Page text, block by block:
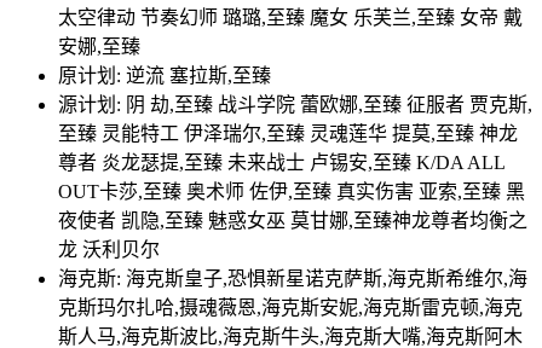
太空律动 节奏幻师 璐璐,至臻 魔女 乐芙兰,至臻 女帝 戴
安娜,至臻
原计划: 逆流 塞拉斯,至臻
源计划: 阴 劫,至臻 战斗学院 蕾欧娜,至臻 征服者 贾克斯,
至臻 灵能特工 伊泽瑞尔,至臻 灵魂莲华 提莫,至臻 神龙
尊者 炎龙瑟提,至臻 未来战士 卢锡安,至臻 K/DA ALL
OUT卡莎,至臻 奥术师 佐伊,至臻 真实伤害 亚索,至臻 黑
夜使者 凯隐,至臻 魅惑女巫 莫甘娜,至臻神龙尊者均衡之
龙 沃利贝尔
海克斯: 海克斯皇子,恐惧新星诺克萨斯,海克斯希维尔,海
克斯玛尔扎哈,摄魂薇恩,海克斯安妮,海克斯雷克顿,海克
斯人马,海克斯波比,海克斯牛头,海克斯大嘴,海克斯阿木